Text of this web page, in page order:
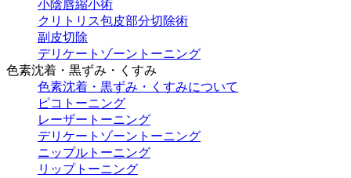
小陰唇縮小術
クリトリス包皮部分切除術
副皮切除
デリケートゾーントーニング
色素沈着・黒ずみ・くすみ
色素沈着・黒ずみ・くすみについて
ピコトーニング
レーザートーニング
デリケートゾーントーニング
ニップルトーニング
リップトーニング